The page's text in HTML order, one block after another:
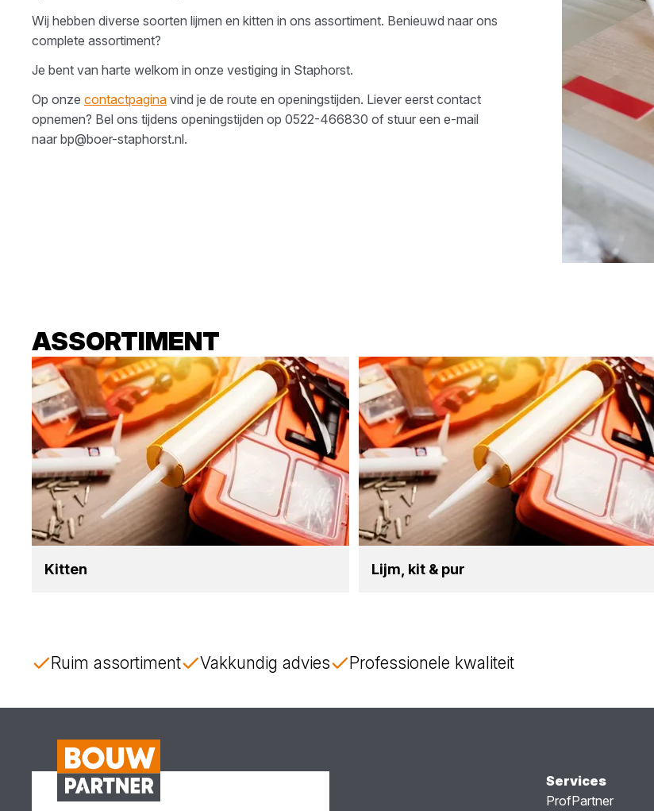
Wij hebben diverse soorten lijmen en kitten in ons assortiment. Benieuwd naar ons
complete assortiment?
Je bent van harte welkom in onze vestiging in Staphorst.
Op onze contactpagina vind je de route en openingstijden. Liever eerst contact
opnemen? Bel ons tijdens openingstijden op 0522-466830 of stuur een e-mail
naar bp@boer-staphorst.nl.
ASSORTIMENT
Kit­ten Lijm, kit &pur
Ruim assortiment Vakkundig advies Professionele kwaliteit
Services
ProfPartner